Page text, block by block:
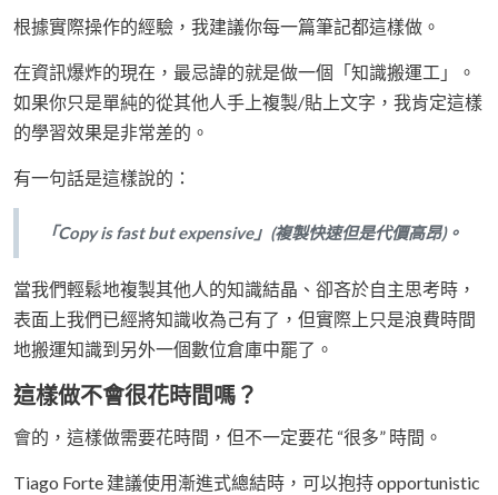
根據實際操作的經驗，我建議你每一篇筆記都這樣做。
在資訊爆炸的現在，最忌諱的就是做一個「知識搬運工」。
如果你只是單純的從其他人手上複製/貼上文字，我肯定這樣
的學習效果是非常差的。
有一句話是這樣說的：
「Copy is fast but expensive」(複製快速但是代價高昂)。
當我們輕鬆地複製其他人的知識結晶、卻吝於自主思考時，
表面上我們已經將知識收為己有了，但實際上只是浪費時間
地搬運知識到另外一個數位倉庫中罷了。
這樣做不會很花時間嗎？
會的，這樣做需要花時間，但不一定要花 “很多” 時間。
Tiago Forte 建議使用漸進式總結時，可以抱持 opportunistic